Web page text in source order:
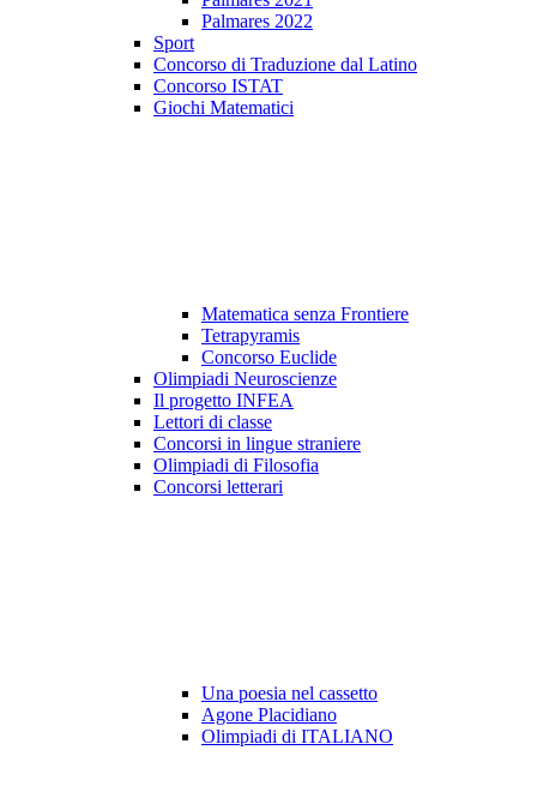
Palmares 2022
Sport
Concorso di Traduzione dal Latino
Concorso ISTAT
Giochi Matematici
Matematica senza Frontiere
Tetrapyramis
Concorso Euclide
Olimpiadi Neuroscienze
Il progetto INFEA
Lettori di classe
Concorsi in lingue straniere
Olimpiadi di Filosofia
Concorsi letterari
Una poesia nel cassetto
Agone Placidiano
Olimpiadi di ITALIANO